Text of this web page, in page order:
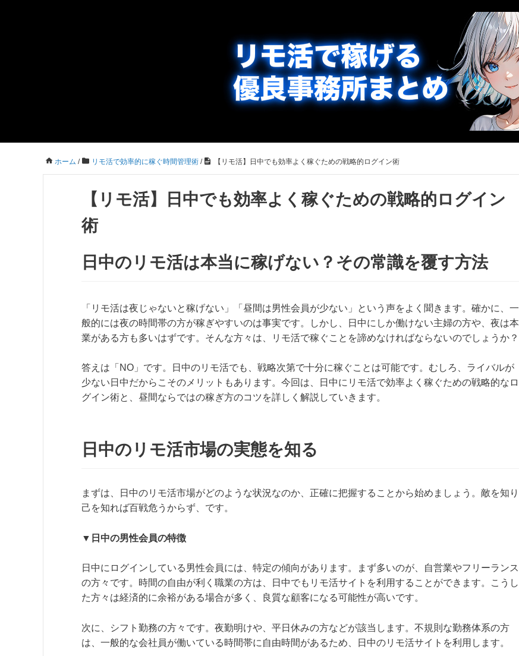
ホーム / リモ活で効率的に稼ぐ時間管理術 / 【リモ活】日中でも効率よく稼ぐための戦略的ログイン術
【リモ活】日中でも効率よく稼ぐための戦略的ログイン
術
日中のリモ活は本当に稼げない？その常識を覆す方法
「リモ活は夜じゃないと稼げない」「昼間は男性会員が少ない」という声をよく聞きます。確かに、一
般的には夜の時間帯の方が稼ぎやすいのは事実です。しかし、日中にしか働けない主婦の方や、夜は本
業がある方も多いはずです。そんな方々は、リモ活で稼ぐことを諦めなければならないのでしょうか？
答えは「NO」です。日中のリモ活でも、戦略次第で十分に稼ぐことは可能です。むしろ、ライバルが
少ない日中だからこそのメリットもあります。今回は、日中にリモ活で効率よく稼ぐための戦略的なロ
グイン術と、昼間ならではの稼ぎ方のコツを詳しく解説していきます。
日中のリモ活市場の実態を知る
まずは、日中のリモ活市場がどのような状況なのか、正確に把握することから始めましょう。敵を知り
己を知れば百戦危うからず、です。
▼日中の男性会員の特徴
日中にログインしている男性会員には、特定の傾向があります。まず多いのが、自営業やフリーランス
の方々です。時間の自由が利く職業の方は、日中でもリモ活サイトを利用することができます。こうし
た方々は経済的に余裕がある場合が多く、良質な顧客になる可能性が高いです。
次に、シフト勤務の方々です。夜勤明けや、平日休みの方などが該当します。不規則な勤務体系の方
は、一般的な会社員が働いている時間帯に自由時間があるため、日中のリモ活サイトを利用します。